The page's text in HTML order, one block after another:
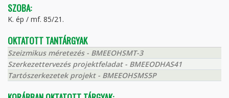
SZOBA:
K. ép / mf. 85/21.
OKTATOTT TANTÁRGYAK
Szeizmikus méretezés - BMEEOHSMT-3
Szerkezettervezés projektfeladat - BMEEODHAS41
Tartószerkezetek projekt - BMEEOHSMS5P